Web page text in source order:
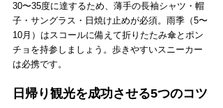
30〜35度に達するため、薄手の長袖シャツ・帽
子・サングラス・日焼け止めが必須。雨季（5〜
10月）はスコールに備えて折りたたみ傘とポン
チョを持参しましょう。歩きやすいスニーカー
は必携です。
日帰り観光を成功させる5つのコツ